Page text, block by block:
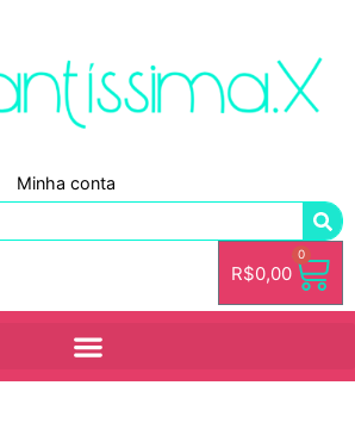
Minha conta
R$0,00
0